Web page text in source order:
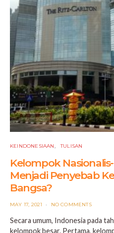
KEINDONESIAAN TULISAN
Kelompok
Menjadi Penyebab
Bangsa?
POSTED
MAY 17, 2021 NO COMMENTS
Secara umum, Indonesia pada
kelompok besar. Pertama,